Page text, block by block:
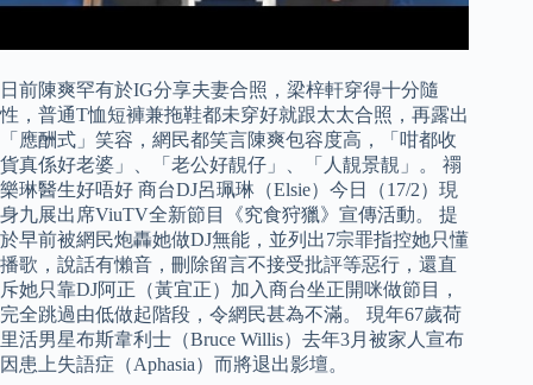
日前陳爽罕有於IG分享夫妻合照，梁梓軒穿得十分隨
性，普通T恤短褲兼拖鞋都未穿好就跟太太合照，再露出
「應酬式」笑容，網民都笑言陳爽包容度高，「咁都收
貨真係好老婆」、「老公好靚仔」、「人靚景靚」。 禤
樂琳醫生好唔好 商台DJ呂珮琳（Elsie）今日（17/2）現
身九展出席ViuTV全新節目《究食狩獵》宣傳活動。 提
於早前被網民炮轟她做DJ無能，並列出7宗罪指控她只懂
播歌，說話有懶音，刪除留言不接受批評等惡行，還直
斥她只靠DJ阿正（黃宜正）加入商台坐正開咪做節目，
完全跳過由低做起階段，令網民甚為不滿。 現年67歲荷
里活男星布斯韋利士（Bruce Willis）去年3月被家人宣布
因患上失語症（Aphasia）而將退出影壇。